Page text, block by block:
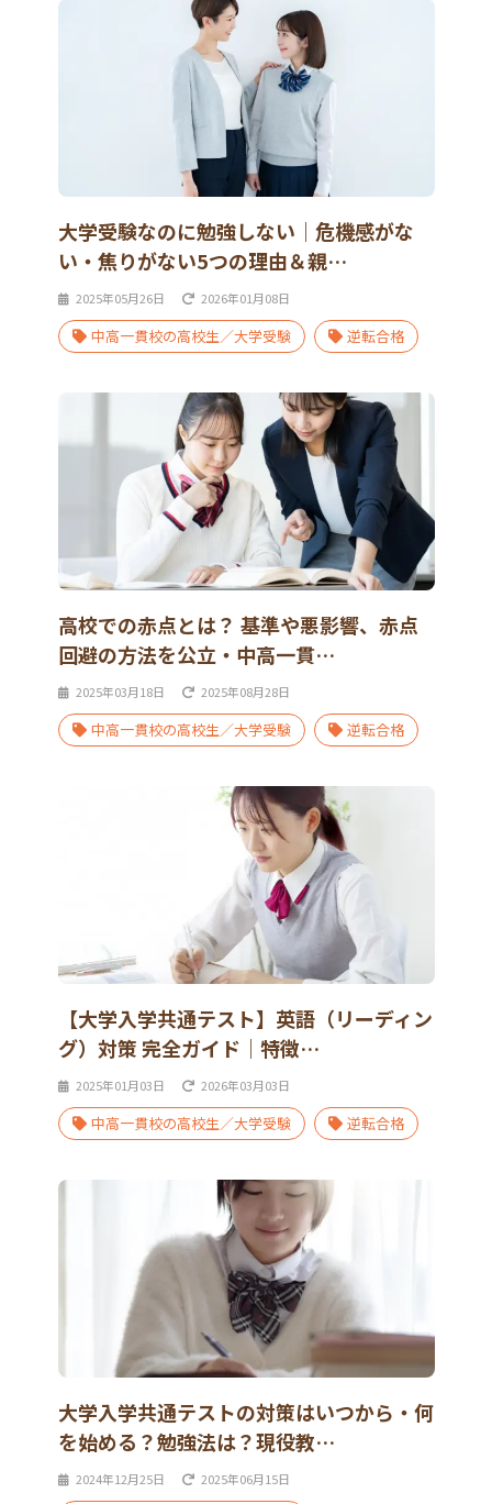
大学受験なのに勉強しない｜危機感がな
い・焦りがない5つの理由＆親…
2025年05月26日 2026年01月08日
中高一貫校の高校生／大学受験 逆転合格
高校での赤点とは？ 基準や悪影響、赤点
回避の方法を公立・中高一貫…
2025年03月18日 2025年08月28日
中高一貫校の高校生／大学受験 逆転合格
【大学入学共通テスト】英語（リーディン
グ）対策 完全ガイド｜特徴…
2025年01月03日 2026年03月03日
中高一貫校の高校生／大学受験 逆転合格
大学入学共通テストの対策はいつから・何
を始める？勉強法は？現役教…
2024年12月25日 2025年06月15日